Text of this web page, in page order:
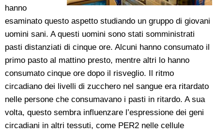
hanno
esaminato questo aspetto studiando un gruppo di giovani
uomini sani. A questi uomini sono stati somministrati
pasti distanziati di cinque ore. Alcuni hanno consumato il
primo pasto al mattino presto, mentre altri lo hanno
consumato cinque ore dopo il risveglio. Il ritmo
circadiano dei livelli di zucchero nel sangue era ritardato
nelle persone che consumavano i pasti in ritardo. A sua
volta, questo sembra influenzare l’espressione dei geni
circadiani in altri tessuti, come PER2 nelle cellule